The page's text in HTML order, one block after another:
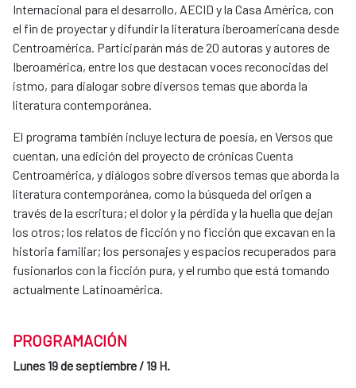
Internacional para el desarrollo, AECID y la Casa América, con
el fin de proyectar y difundir la literatura iberoamericana desde
Centroamérica. Participarán más de 20 autoras y autores de
Iberoamérica, entre los que destacan voces reconocidas del
istmo, para dialogar sobre diversos temas que aborda la
literatura contemporánea.
El programa también incluye lectura de poesía, en Versos que
cuentan, una edición del proyecto de crónicas Cuenta
Centroamérica, y diálogos sobre diversos temas que aborda la
literatura contemporánea, como la búsqueda del origen a
través de la escritura; el dolor y la pérdida y la huella que dejan
los otros; los relatos de ficción y no ficción que excavan en la
historia familiar; los personajes y espacios recuperados para
fusionarlos con la ficción pura, y el rumbo que está tomando
actualmente Latinoamérica.
PROGRAMACIÓN
Lunes 19 de septiembre / 19 H.